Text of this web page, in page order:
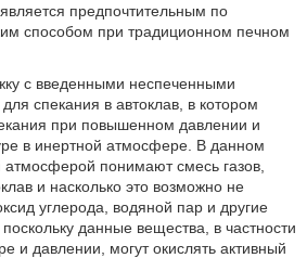
предпочтительным по
способом при традиционном печном
с введенными неспеченными
спекания в автоклав, в котором
при повышенном давлении и
в инертной атмосфере. В данном
атмосферой понимают смесь газов,
и насколько это возможно не
углерода, водяной пар и другие
данные вещества, в частности
и давлении, могут окислять активный